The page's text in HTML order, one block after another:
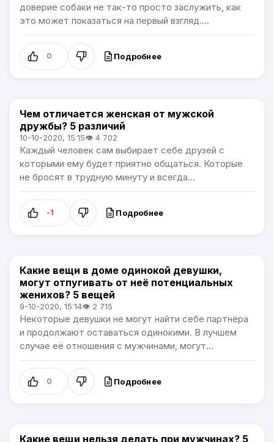
доверие собаки не так-то просто заслужить, как
это может показаться на первый взгляд....
0 Подробнее
Жизнь
Чем отличается женская от мужской
дружбы? 5 различий
10-10-2020, 15:15👁 4 702
Каждый человек сам выбирает себе друзей с
которыми ему будет приятно общаться. Которые
не бросят в трудную минуту и всегда...
-1 Подробнее
Жизнь
Какие вещи в доме одинокой девушки,
могут отпугивать от неё потенциальных
женихов? 5 вещей
9-10-2020, 15:14👁 2 715
Некоторые девушки не могут найти себе партнёра
и продолжают оставаться одинокими. В лучшем
случае её отношения с мужчинами, могут...
0 Подробнее
Какие вещи нельзя делать при мужчинах? 5